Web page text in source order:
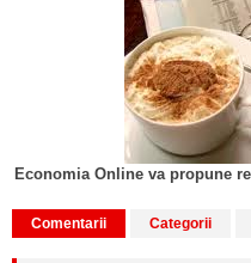
Economia Online va propune
Comentarii Categorii